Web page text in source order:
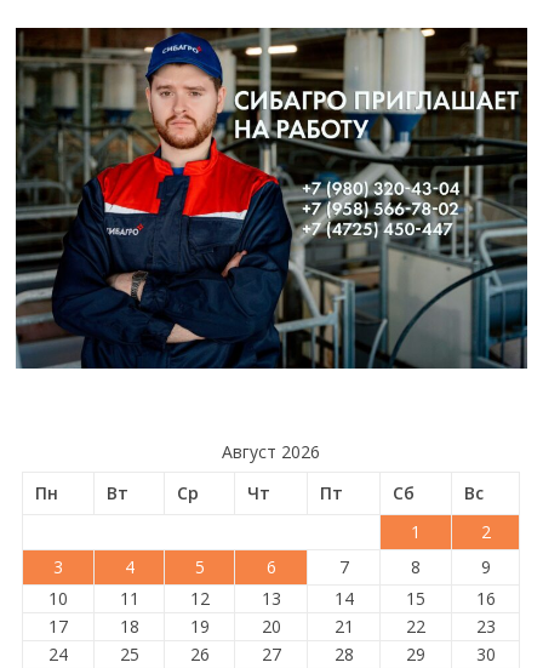
Август 2026
Пн
Вт Ср Чт Пт Сб
Вс
1
2
3
4 5 6 7 8
9
10
11 12 13 14 15
16
17
18 19 20 21 22
23
24
25 26 27 28 29
30